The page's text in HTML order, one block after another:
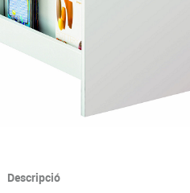
Descripció